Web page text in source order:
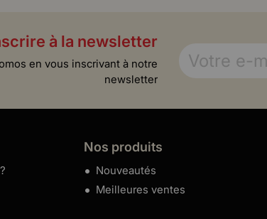
à la newsletter
en vous inscrivant à notre
newsletter
Nos produits
Nouveautés
Meilleures ventes